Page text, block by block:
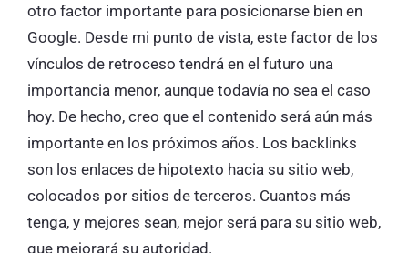
otro factor importante para posicionarse bien en
Google. Desde mi punto de vista, este factor de los
vínculos de retroceso tendrá en el futuro una
importancia menor, aunque todavía no sea el caso
hoy. De hecho, creo que el contenido será aún más
importante en los próximos años. Los backlinks
son los enlaces de hipotexto hacia su sitio web,
colocados por sitios de terceros. Cuantos más
tenga, y mejores sean, mejor será para su sitio web,
que mejorará su autoridad.